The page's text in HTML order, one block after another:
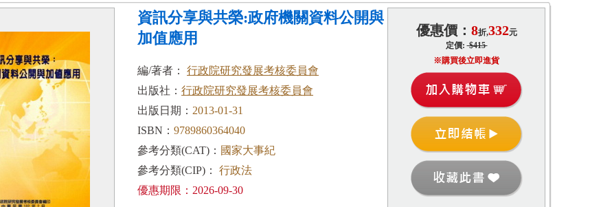
資訊分享與共榮:政府機關資料公開與
加值應用
編/著者： 行政院研究發展考核委員會
出版社： 行政院研究發展考核委員會
出版日期： 2013-01-31
ISBN： 9789860364040
參考分類(CAT)： 國家大事紀
參考分類(CIP)：
行政法
優惠期限：2026-09-30
優惠價： 8折,332元
定價:$415
※購買後立即進貨